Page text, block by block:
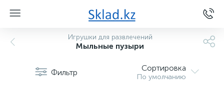
Игрушки для развлечений
Мыльные пузыри
Фильтр Сортировка
По умолчанию